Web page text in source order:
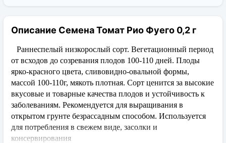
транспортировки вплоть до 14 дней (с учётом
хранения на складе).
На карту приват банка перед отправкой;
По выставленному счёту (реквизитам
юридического лица);
Описание Семена Томат Рио Фуего 0,2 г
Раннеспелый низкорослый сорт. Вегетационный период
от всходов до созревания плодов 100-110 дней. Плоды
ярко-красного цвета, сливовидно-овальной формы,
массой 100-110г, мякоть плотная. Сорт ценится за высокие
вкусовые и товарные качества плодов и устойчивость к
заболеваниям. Рекомендуется для выращивания в
открытом грунте безрассадным способом. Используется
для потребления в свежем виде, засолки и
консервирования